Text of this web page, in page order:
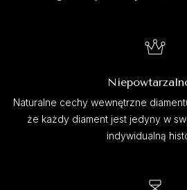
Naturalne cechy wewnętrzne
że każdy diament jest jedyny w
indywidualną